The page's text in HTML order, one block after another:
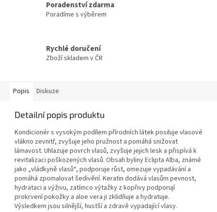
Poradenství zdarma
Poradíme s výběrem
Rychlé doručení
Zboží skladem v ČR
Popis Diskuze
Detailní popis produktu
Kondicionér s vysokým podílem přírodních látek posiluje vlasové
vlákno zevnitř, zvyšuje jeho pružnost a pomáhá snižovat
lámavost. Uhlazuje povrch vlasů, zvyšuje jejich lesk a přispívá k
revitalizaci poškozených vlasů. Obsah byliny Eclipta Alba, známé
jako „vládkyně vlasů“, podporuje růst, omezuje vypadávání a
pomáhá zpomalovat šedivění. Keratin dodává vlasům pevnost,
hydrataci a výživu, zatímco výtažky z kopřivy podporují
prokrvení pokožky a aloe vera ji zklidňuje a hydratuje.
Výsledkem jsou silnější, hustší a zdravě vypadající vlasy.